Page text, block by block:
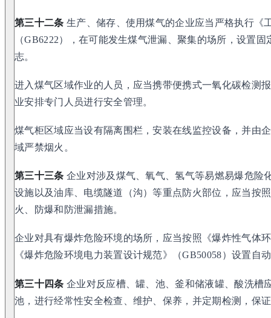
第三十二条 生产、储存、使用煤气的企业应当严格执行《
（GB6222），在可能发生煤气泄漏、聚集的场所，设置
志。
进入煤气区域作业的人员，应当携带便携式一氧化碳检测
业安排专门人员进行安全管理。
煤气柜区域应当设有隔离围栏，安装在线监控设备，并由
域严禁烟火。
第三十三条 企业对涉及煤气、氧气、氢气等易燃易爆危险
设施以及油库、电缆隧道（沟）等重点防火部位，应当按
火、防爆和防泄漏措施。
企业对具有爆炸危险环境的场所，应当按照《爆炸性气体
《爆炸危险环境电力装置设计规范》（GB50058）设置自
第三十四条 企业对反应槽、罐、池、釜和储液罐、酸洗槽
池，进行经常性安全检查、维护、保养，并定期检测，保